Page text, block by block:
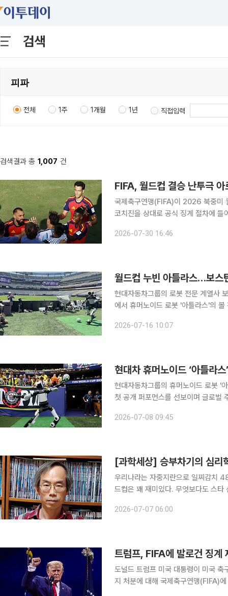
검색
전체 1주 1개월 1년 직접입력
검색결과 총 1,007 건
FIFA, 월드컵 결승 난투극
국제축구연맹(FIFA)이 2026 북중미
코치진을 상대로 공식 징계 절차에 들어갔다. FIFA는 29일(현지시간) 징계·윤리
베르토 아얄라를 대상으로 징계 절차
2026-07-30 16:46
현대자동차그룹의 로봇 전문 계열사
에서 휴머노이드 로봇 '아틀라스'의
어 기술 등을 적용하며 실제 산업 현
2026-07-16 10:07
현대차 휴머노이드 ‘아틀라
현대자동차그룹의 휴머노이드 로봇 '
첫 공개 퍼포먼스를 선보이며 글로벌
르면 그룹 로봇 전문 계열사 보스턴다
2026-07-08 09:45
[과학세상] 승부차기의 심리
우리나라는 자중지란으로 일찌감치
드컵은 꽤 재미있다. 무엇보다도 스타
점 선두다(16강에서 각각 한 골과 두
2026-07-07 06:00
트럼프, FIFA에 발로건 징
도널드 트럼프 미국 대통령이 미국 축
지 처분에 대해 국제축구연맹(FIFA)에 재검토를